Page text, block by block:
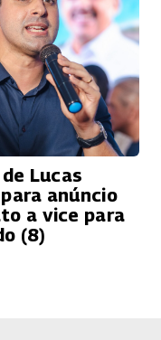
Lucas
anúncio
a vice para
(8)